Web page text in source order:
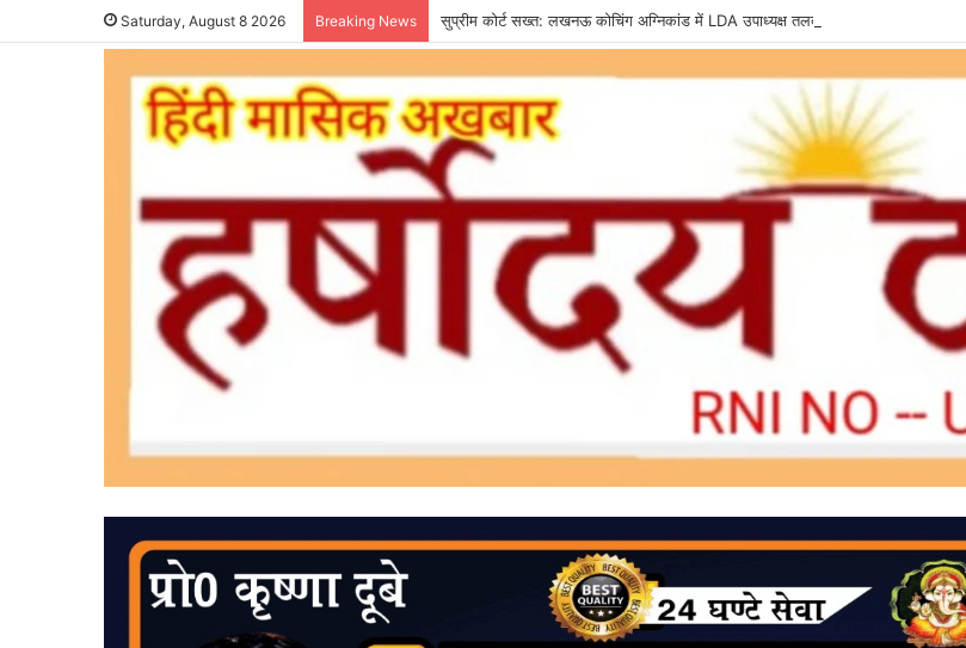
Saturday, August 8 2026 Breaking News सुप्रीम कोर्ट सख्त: लखनऊ कोचिंग अग्निकांड में LDA उपाध्यक्ष तलब, SIT से मांगी सीलबंद रिपोर्ट